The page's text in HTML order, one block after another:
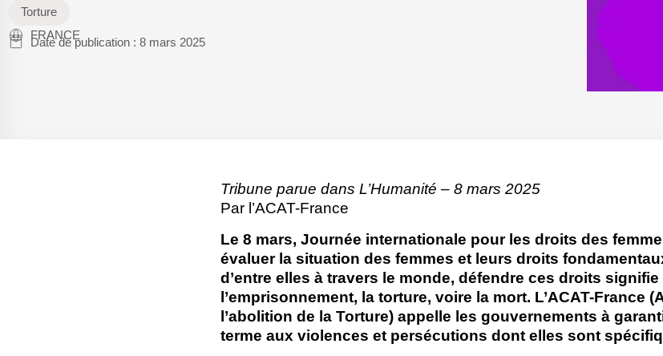
Torture
FRANCE
Date de publication : 8 mars 2025
Tribune parue dans L’Humanité – 8 mars 2025
Par l’ACAT-France
Le 8 mars, Journée internationale pour les droits des
évaluer la situation des femmes et leurs droits
d’entre elles à travers le monde, défendre ces droits
l’emprisonnement, la torture, voire la mort. L’ACAT-France
l’abolition de la Torture) appelle les gouvernements à
terme aux violences et persécutions dont elles sont